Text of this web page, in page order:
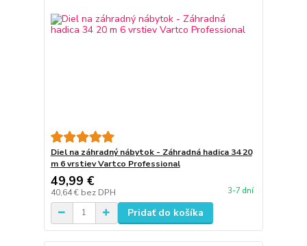
Diel na záhradný nábytok - Záhradná hadica 34 20
m 6 vrstiev Vartco Professional
49,99 €
40,64 € bez DPH 3-7 dní
Pridať do košíka